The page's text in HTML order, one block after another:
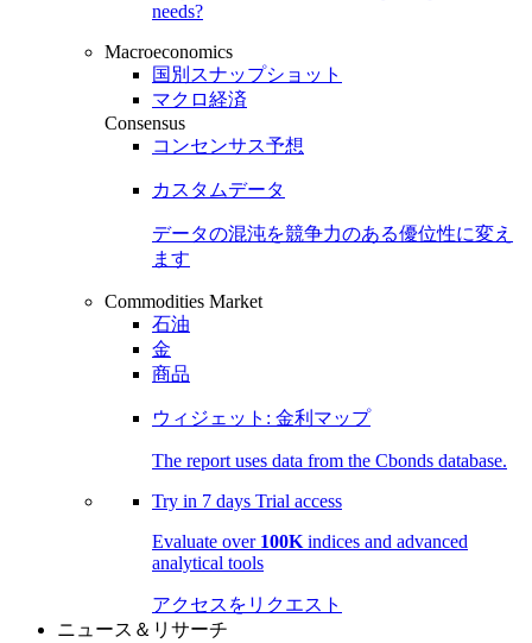
needs?
Macroeconomics
国別スナップショット
マクロ経済
Consensus
コンセンサス予想
カスタムデータ
データの混沌を競争力のある優位性に変え
ます
Commodities Market
石油
金
商品
ウィジェット: 金利マップ
The report uses data from the Cbonds database.
Try in 7 days Trial access
Evaluate over 100K indices and advanced
analytical tools
アクセスをリクエスト
ニュース＆リサーチ